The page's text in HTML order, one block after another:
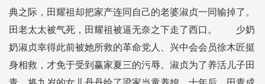
典之际，田耀祖却把家产连同自己的老婆淑贞一同输掉了。
田老太太被气死，田耀祖被逼无奈之下走了西口。 少奶
奶淑贞幸得此前被她所救的革命党人、兴中会会员徐木匠挺
身相救，才免于受到赢家夏三的污辱。淑贞为了养活儿子田